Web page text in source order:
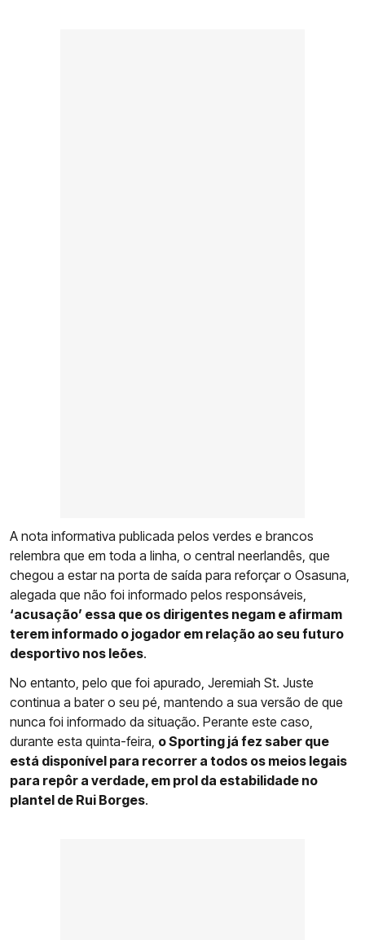
A nota informativa publicada pelos verdes e brancos
relembra que em toda a linha, o central neerlandês, que
chegou a estar na porta de saída para reforçar o Osasuna,
alegada que não foi informado pelos responsáveis,
‘acusação’ essa que os dirigentes negam e afirmam
terem informado o jogador em relação ao seu futuro
desportivo nos leões.
No entanto, pelo que foi apurado, Jeremiah St. Juste
continua a bater o seu pé, mantendo a sua versão de que
nunca foi informado da situação. Perante este caso,
durante esta quinta-feira, o Sporting já fez saber que
está disponível para recorrer a todos os meios legais
para repôr a verdade, em prol da estabilidade no
plantel de Rui Borges.